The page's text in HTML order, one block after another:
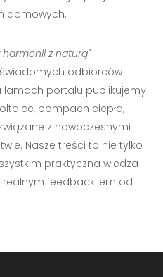
domowych.
z naturą"
odbiorców i
łamach portalu publikujemy
pompach ciepła,
z nowoczesnymi
Nasze treści to nie tylko
praktyczna wiedza
feedback'iem od